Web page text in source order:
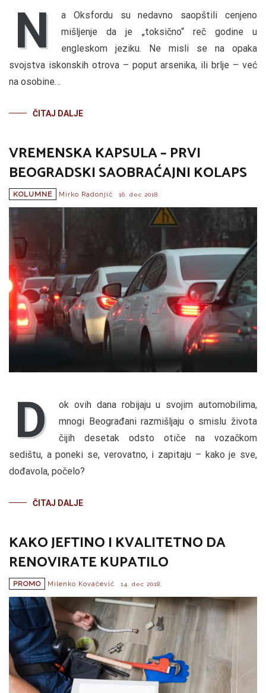
N
a Oksfordu su nedavno saopštili cenjeno
mišljenje da je „toksično“ reč godine u
engleskom jeziku. Ne misli se na opaka
svojstva iskonskih otrova – poput arsenika, ili brlje – već
na osobine…
ČITAJ DALJE
VREMENSKA KAPSULA – PRVI
BEOGRADSKI SAOBRAĆAJNI KOLAPS
KOLUMNE Mirko Radonjić 16. dec 2018.
D
ok ovih dana robijaju u svojim automobilima,
mnogi Beograđani razmišljaju o smislu života
čijih desetak odsto otiče na vozačkom
sedištu, a poneki se, verovatno, i zapitaju – kako je sve,
dođavola, počelo?
ČITAJ DALJE
KAKO JEFTINO I KVALITETNO DA
RENOVIRATE KUPATILO
PROMO Milenko Kovačević 14. dec 2018.